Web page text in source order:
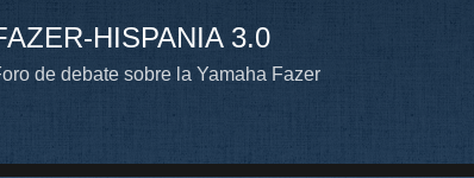
HISPANIA 3.0
de debate sobre la Yamaha Fazer